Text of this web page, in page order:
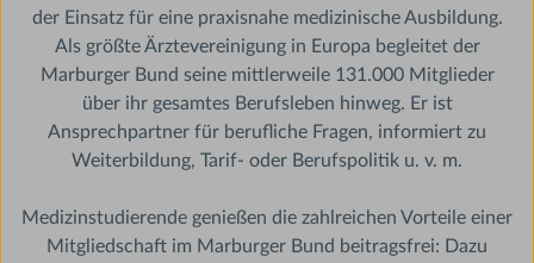
der Einsatz für eine praxisnahe medizinische Ausbildung.
Als größte Ärztevereinigung in Europa begleitet der
Marburger Bund seine mittlerweile 131.000 Mitglieder
über ihr gesamtes Berufsleben hinweg. Er ist
Ansprechpartner für berufliche Fragen, informiert zu
Weiterbildung, Tarif- oder Berufspolitik u. v. m.
Medizinstudierende genießen die zahlreichen Vorteile einer
Mitgliedschaft im Marburger Bund beitragsfrei: Dazu